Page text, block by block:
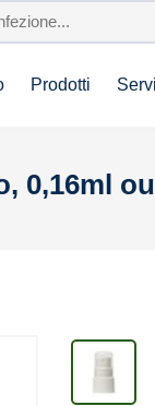
Prodotti
0,16ml